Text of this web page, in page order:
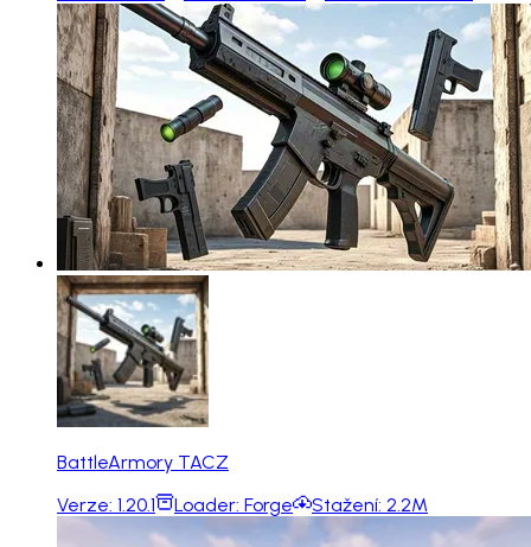
BattleArmory TACZ
Verze: 1.20.1 Loader: Forge Stažení: 2.2M